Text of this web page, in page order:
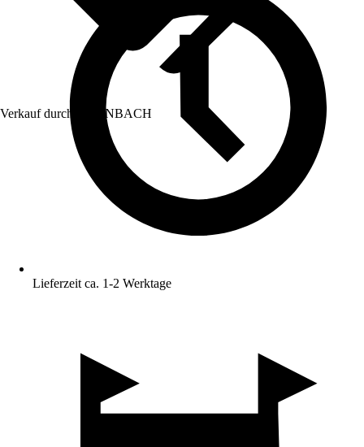
Verkauf durch: HORNBACH
Lieferzeit ca. 1-2 Werktage